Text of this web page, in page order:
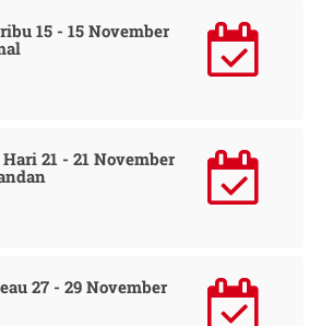
15 - 15 November
21 - 21 November
27 - 29 November